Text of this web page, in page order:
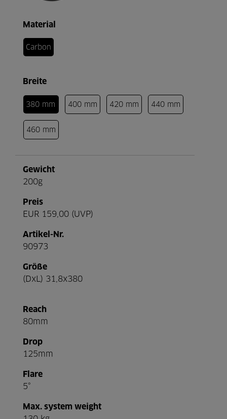
Material
Carbon
Breite
380 mm 400 mm 420 mm 440 mm
460 mm
Gewicht
200g
Preis
EUR 159,00 (UVP)
Artikel-Nr.
90973
Größe
(DxL) 31,8x380
Reach
80mm
Drop
125mm
Flare
5°
Max. system weight